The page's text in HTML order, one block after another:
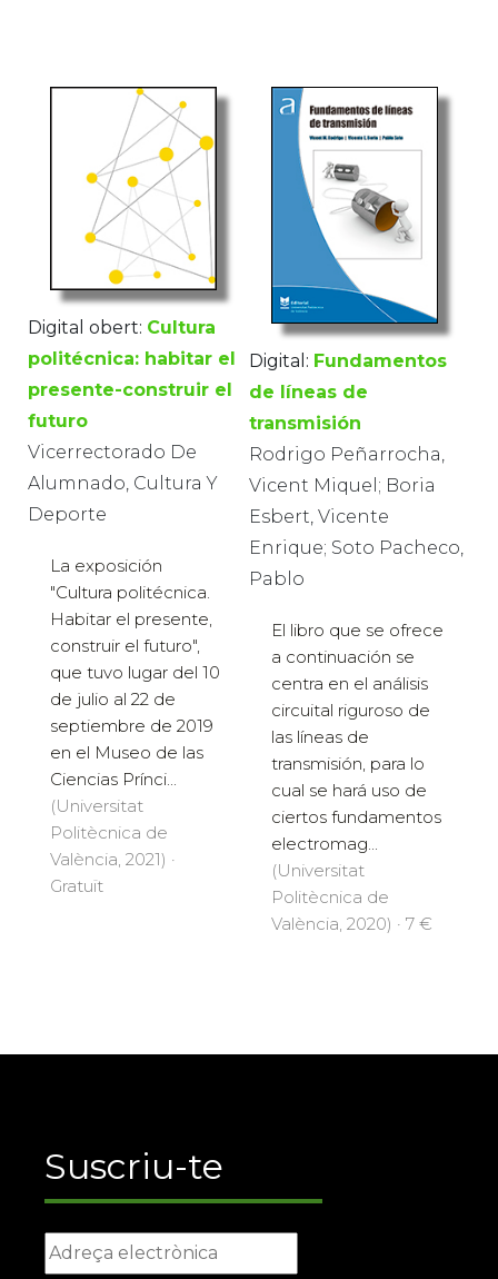
Digital obert: Cultura
politécnica: habitar el
presente-construir el
futuro
Vicerrectorado De
Alumnado, Cultura Y
Deporte
La exposición
"Cultura politécnica.
Habitar el presente,
construir el futuro",
que tuvo lugar del 10
de julio al 22 de
septiembre de 2019
en el Museo de las
Ciencias Prínci...
(Universitat
Politècnica de
València, 2021) ·
Gratuït
Digital: Fundamentos
de líneas de
transmisión
Rodrigo Peñarrocha,
Vicent Miquel; Boria
Esbert, Vicente
Enrique; Soto Pacheco,
Pablo
El libro que se ofrece
a continuación se
centra en el análisis
circuital riguroso de
las líneas de
transmisión, para lo
cual se hará uso de
ciertos fundamentos
electromag...
(Universitat
Politècnica de
València, 2020) · 7 €
Suscriu-te